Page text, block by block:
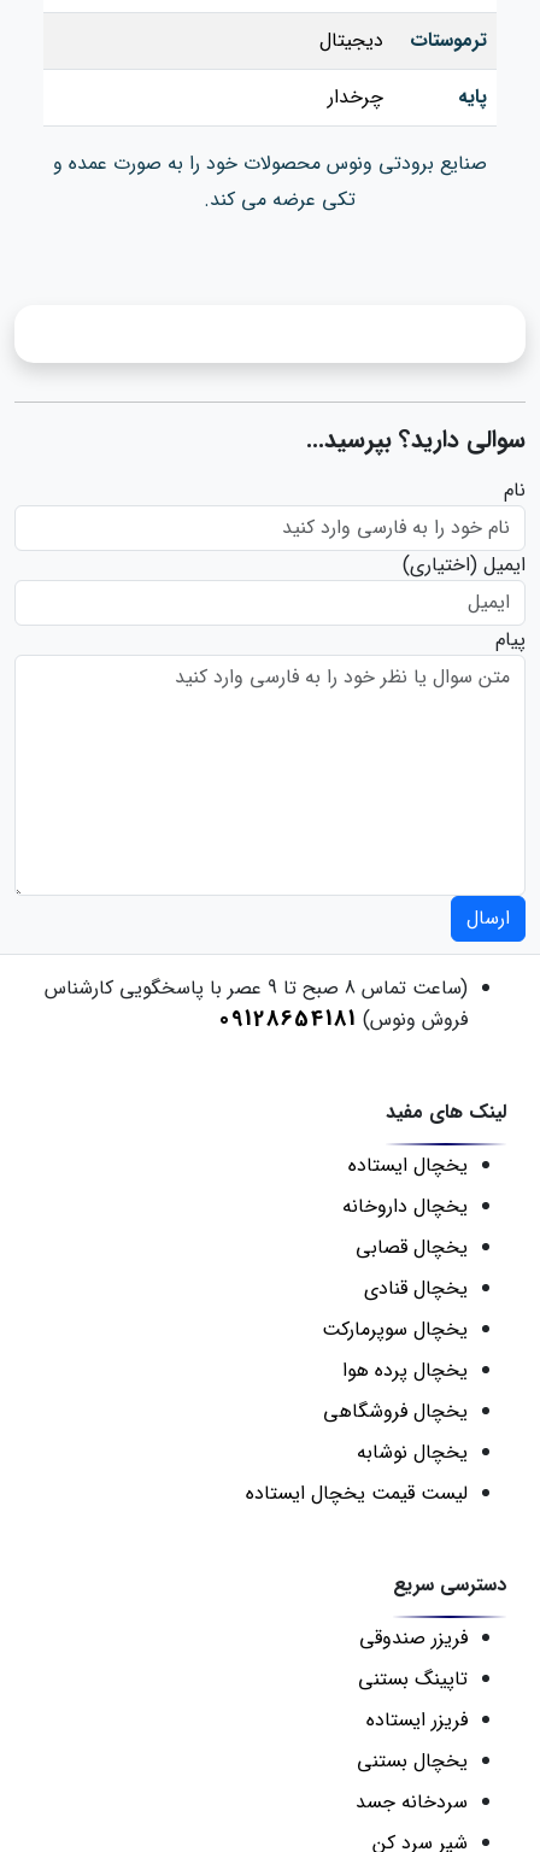
ترموستات
دیجیتال
پایه
چرخدار
صنایع برودتی ونوس محصولات خود را به صورت عمده و
تکی عرضه می کند.
سوالی دارید؟ بپرسید...
نام
ایمیل (اختیاری)
پیام
ارسال
(ساعت تماس 8 صبح تا 9 عصر با پاسخگویی کارشناس
فروش ونوس) 09128654181
لینک های مفید
یخچال ایستاده
یخچال داروخانه
یخچال قصابی
یخچال قنادی
یخچال سوپرمارکت
یخچال پرده هوا
یخچال فروشگاهی
یخچال نوشابه
لیست قیمت یخچال ایستاده
دسترسی سریع
فریزر صندوقی
تاپینگ بستنی
فریزر ایستاده
یخچال بستنی
سردخانه جسد
شیر سرد کن